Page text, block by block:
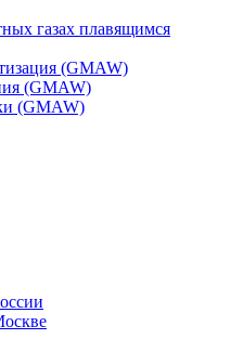
газах плавящимся
(GMAW)
(GMAW)
(GMAW)